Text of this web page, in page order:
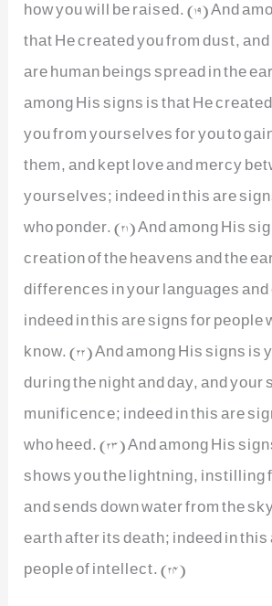
how you will be raised. (19) And
that He created you from dust,
are human beings spread in the
among His signs is that He
you from yourselves for you to
them, and kept love and mercy
yourselves; indeed in this are
who ponder. (21) And among His
creation of the heavens and the
differences in your languages
indeed in this are signs for people
know. (22) And among His signs
during the night and day, and
munificence; indeed in this are
who heed. (23) And among His
shows you the lightning, instilling
and sends down water from the
earth after its death; indeed in
people of intellect. (24)